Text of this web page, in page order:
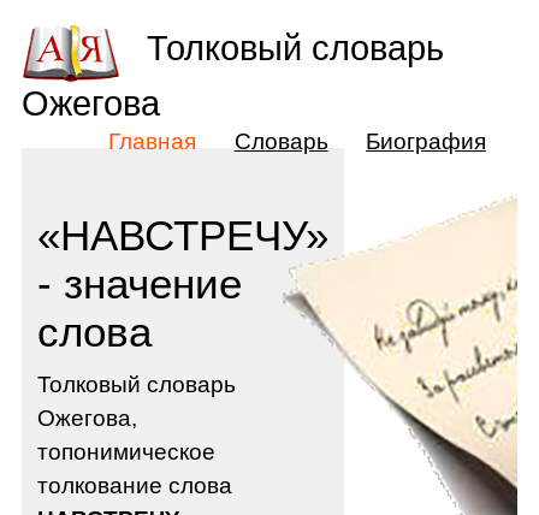
«НАВСТРЕЧУ»
- значение
слова
Толковый словарь
Ожегова,
топонимическое
толкование слова
Толковый словарь
Ожегова
Главная Словарь Биография